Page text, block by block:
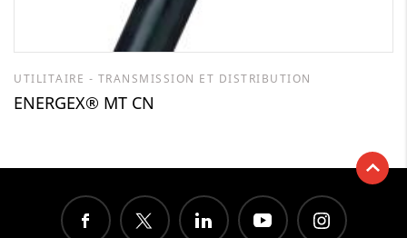
UTILITAIRE - TRANSMISSION ET DISTRIBUTION
ENERGEX® MT CN